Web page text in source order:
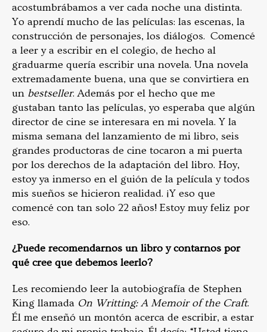
acostumbrábamos a ver cada noche una distinta.
Yo aprendí mucho de las películas: las escenas, la
construcción de personajes, los diálogos. Comencé
a leer y a escribir en el colegio, de hecho al
graduarme quería escribir una novela. Una novela
extremadamente buena, una que se convirtiera en
un bestseller. Además por el hecho que me
gustaban tanto las películas, yo esperaba que algún
director de cine se interesara en mi novela. Y la
misma semana del lanzamiento de mi libro, seis
grandes productoras de cine tocaron a mi puerta
por los derechos de la adaptación del libro. Hoy,
estoy ya inmerso en el guión de la película y todos
mis sueños se hicieron realidad. ¡Y eso que
comencé con tan solo 22 años! Estoy muy feliz por
eso.
¿Puede recomendarnos un libro y contarnos por
qué cree que debemos leerlo?
Les recomiendo leer la autobiografía de Stephen
King llamada On Writting: A Memoir of the Craft.
Él me enseñó un montón acerca de escribir, a estar